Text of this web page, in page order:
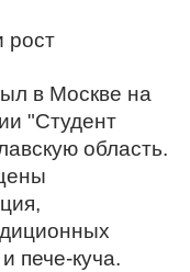
рост
в Москве на
"Студент
область.
пече-куча.